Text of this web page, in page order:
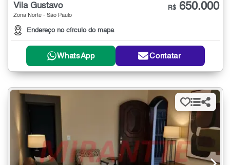
Vila Gustavo
Zona Norte - São Paulo
Endereço no círculo do mapa
R$ 650.000
WhatsApp Contatar